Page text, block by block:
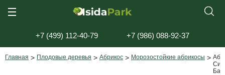
Главная > Плодовые деревья > Абрикос > Морозостойкие абрикосы >
+7 (499) 112-40-79 +7 (986) 088-92-37